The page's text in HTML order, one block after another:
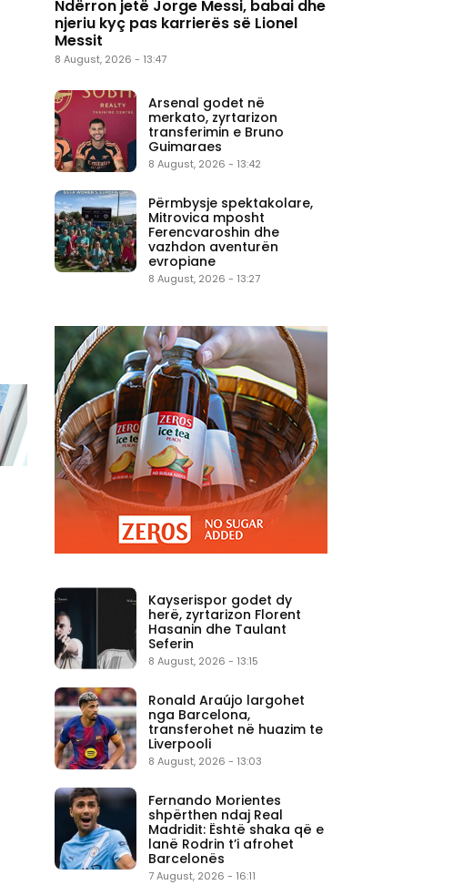
Ndërron jetë Jorge Messi, babai dhe
njeriu kyç pas karrierës së Lionel
Messit
8 August, 2026 - 13:47
Arsenal godet në
merkato, zyrtarizon
transferimin e Bruno
Guimaraes
8 August, 2026 - 13:42
Përmbysje spektakolare,
Mitrovica mposht
Ferencvaroshin dhe
vazhdon aventurën
evropiane
8 August, 2026 - 13:27
Kayserispor godet dy
herë, zyrtarizon Florent
Hasanin dhe Taulant
Seferin
8 August, 2026 - 13:15
Ronald Araújo largohet
nga Barcelona,
transferohet në huazim te
Liverpooli
8 August, 2026 - 13:03
Fernando Morientes
shpërthen ndaj Real
Madridit: Është shaka që e
lanë Rodrin t’i afrohet
Barcelonës
7 August, 2026 - 16:11